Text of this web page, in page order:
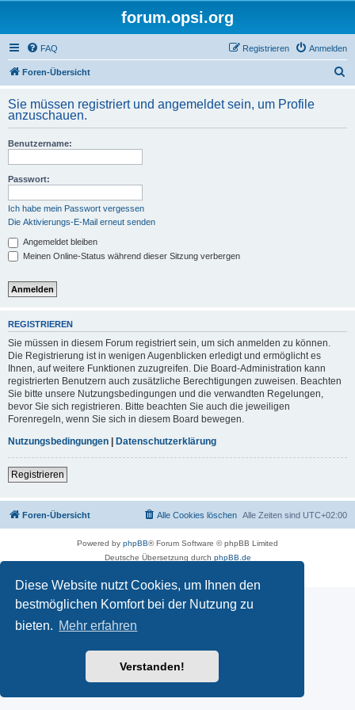
Diese Website nutzt Cookies, um Ihnen den
bestmöglichen Komfort bei der Nutzung zu
bieten. Mehr erfahren
Verstanden!
forum.opsi.org
FAQ Anmelden
Registrieren
Foren-Übersicht
h
Sie müssen registriert und angemeldet sein, um Profile
anzuschauen.
Benutzername:
Passwort:
Ich habe mein Passwort vergessen
Die Aktivierungs-E-Mail erneut senden
Angemeldet bleiben
Meinen Online-Status während dieser Sitzung verbergen
REGISTRIEREN
Sie müssen in diesem Forum registriert sein, um sich anmelden zu können.
Die Registrierung ist in wenigen Augenblicken erledigt und ermöglicht es
Ihnen, auf weitere Funktionen zuzugreifen. Die Board-Administration kann
registrierten Benutzern auch zusätzliche Berechtigungen zuweisen. Beachten
Sie bitte unsere Nutzungsbedingungen und die verwandten Regelungen,
bevor Sie sich registrieren. Bitte beachten Sie auch die jeweiligen
Forenregeln, wenn Sie sich in diesem Board bewegen.
Nutzungsbedingungen | Datenschutzerklärung
Registrieren
Foren-Übersicht Alle Zeiten sind UTC+02:00
Alle Cookies löschen
Powered by phpBB® Forum Software © phpBB Limited
Deutsche Übersetzung durch phpBB.de